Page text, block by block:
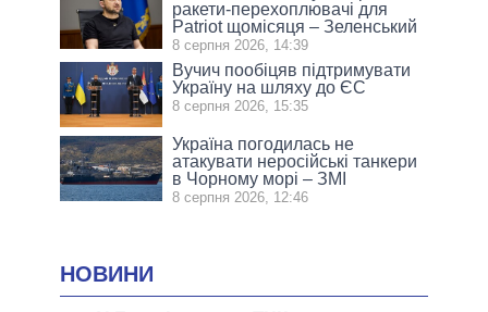
ракети-перехоплювачі для
Patriot щомісяця – Зеленський
8 серпня 2026, 14:39
Вучич пообіцяв підтримувати
Україну на шляху до ЄС
8 серпня 2026, 15:35
Україна погодилась не
атакувати неросійські танкери
в Чорному морі – ЗМІ
8 серпня 2026, 12:46
НОВИНИ